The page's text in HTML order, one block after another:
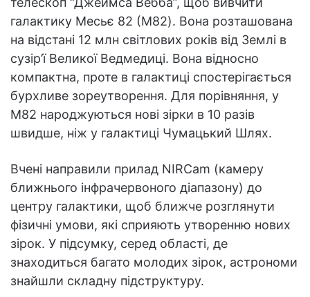
галактику Месьє 82 (M82). Вона розташована
на відстані 12 млн світлових років від Землі в
сузір’ї Великої Ведмедиці. Вона відносно
компактна, проте в галактиці спостерігається
бурхливе зореутворення. Для порівняння, у
M82 народжуються нові зірки в 10 разів
швидше, ніж у галактиці Чумацький Шлях.
Вчені направили прилад NIRCam (камеру
ближнього інфрачервоного діапазону) до
центру галактики, щоб ближче розглянути
фізичні умови, які сприяють утворенню нових
зірок. У підсумку, серед області, де
знаходиться багато молодих зірок, астрономи
знайшли складну підструктуру.